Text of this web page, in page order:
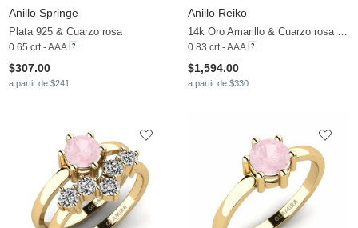
Anillo Springe
Plata 925 & Cuarzo rosa
0.65 crt - AAA
$307.00
a partir de $241
Anillo Reiko
0.83 crt - AAA
$1,594.00
a partir de $330